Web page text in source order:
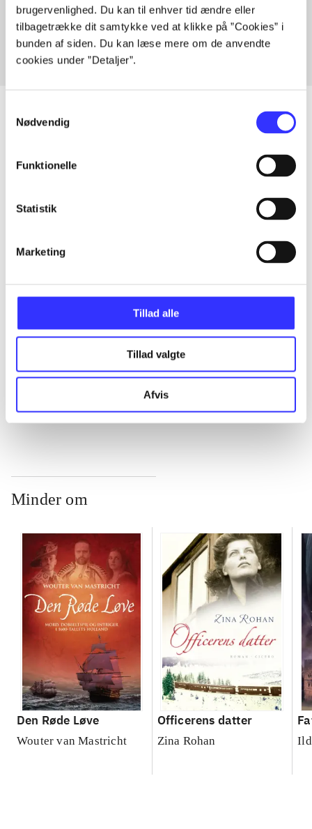
brugervenlighed. Du kan til enhver tid ændre eller
tilbagetrække dit samtykke ved at klikke på ”Cookies” i
bunden af siden. Du kan læse mere om de anvendte
cookies under ”Detaljer”.
Nødvendig
Funktionelle
Statistik
Marketing
Tillad alle
Tillad valgte
Afvis
Fra
Alle registrerede artikler fordelt på udgivelser
...
...
Minder om
Den Røde Løve
Wouter van Mastricht
Officerens datter
Zina Rohan